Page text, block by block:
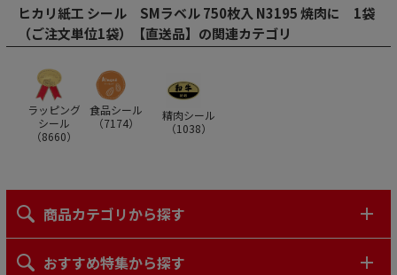
ヒカリ紙工 シール SMラベル 750枚入 N3195 焼肉に 1袋
（ご注文単位1袋）【直送品】の関連カテゴリ
ラッピング
シール
（8660）
食品シール
（7174）
精肉シール
（1038）
商品カテゴリから探す
おすすめ特集から探す